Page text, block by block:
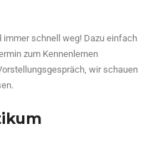
immer schnell weg! Dazu einfach
zum Kennenlernen
wir schauen